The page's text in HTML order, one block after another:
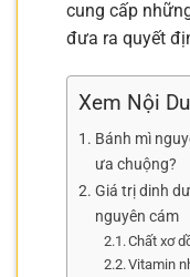
cung cấp
đưa ra quyết
Xem Nội
Bánh mì
ưa chuộng?
Giá trị dinh
nguyên cám
Chất xơ
Vitamin